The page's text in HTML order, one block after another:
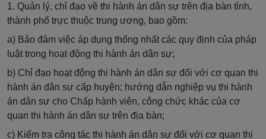
1. Quản lý, chỉ đạo về thi hành án dân sự trên địa bàn tỉnh,
thành phố trực thuộc trung ương, bao gồm:
a) Bảo đảm việc áp dụng thống nhất các quy định của pháp
luật trong hoạt động thi hành án dân sự;
b) Chỉ đạo hoạt động thi hành án dân sự đối với cơ quan thi
hành án dân sự cấp huyện; hướng dẫn nghiệp vụ thi hành
án dân sự cho Chấp hành viên, công chức khác của cơ
quan thi hành án dân sự trên địa bàn;
c) Kiểm tra công tác thi hành án dân sự đối với cơ quan thi